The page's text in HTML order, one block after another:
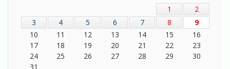
Пульс региона
05 августа 2026
«Результат командный, заслуга каждого
ведомства и муниципалитета»
1
2
3
4 5 6 7 8
9
10
11 12 13 14 15
16
17
18 19 20 21 22
23
24
25 26 27 28 29
30
31